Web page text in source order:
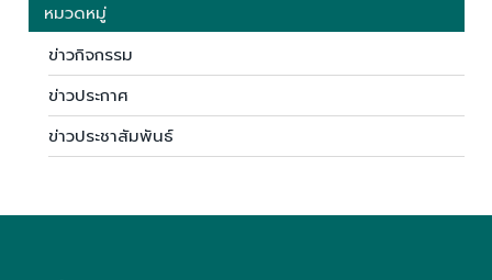
หมวดหมู่
ข่าวกิจกรรม
ข่าวประกาศ
ข่าวประชาสัมพันธ์